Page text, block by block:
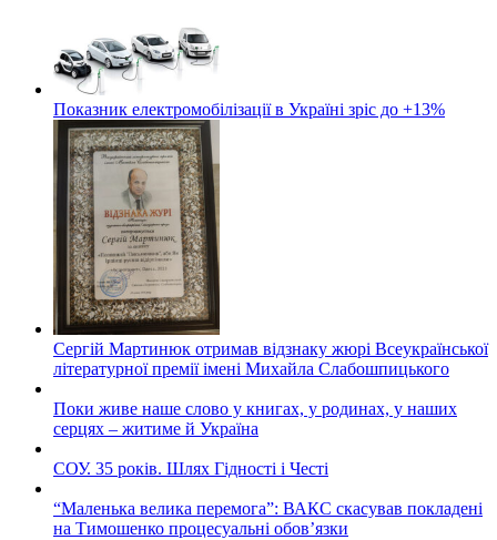
Показник електромобілізації в Україні зріс до +13%
Сергій Мартинюк отримав відзнаку жюрі Всеукраїнської
літературної премії імені Михайла Слабошпицького
Поки живе наше слово у книгах, у родинах, у наших
серцях – житиме й Україна
СОУ. 35 років. Шлях Гідності і Честі
“Маленька велика перемога”: ВАКС скасував покладені
на Тимошенко процесуальні обов’язки